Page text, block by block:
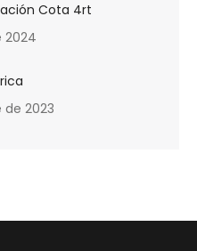
Cota 4rt
2024
de 2023